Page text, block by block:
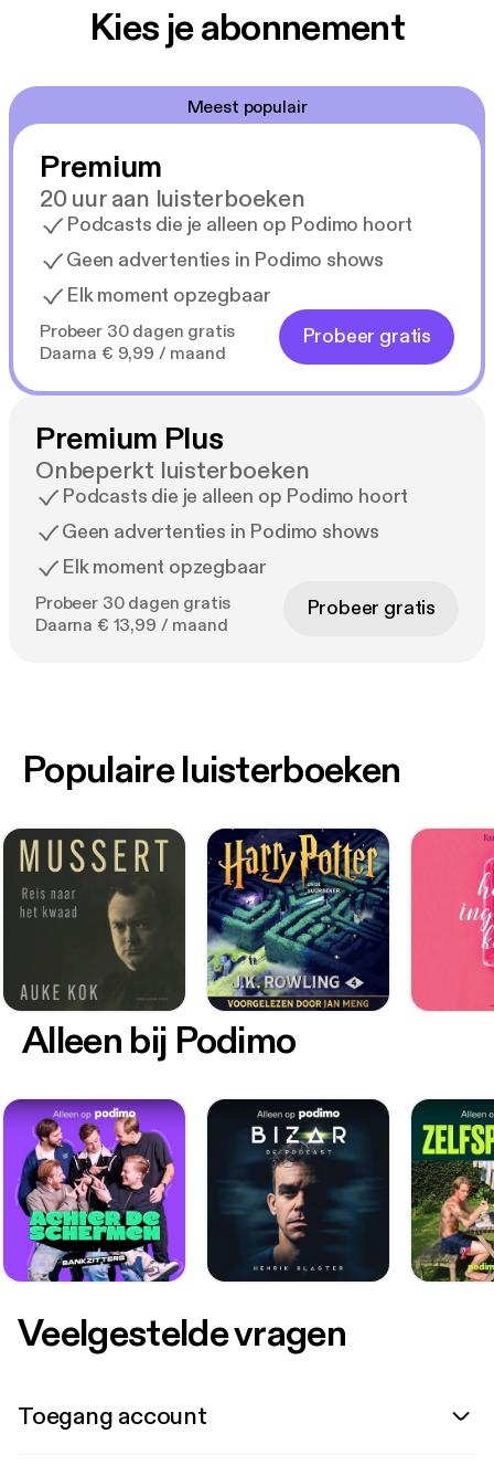
elkaar vandaan te houden.
bestsellerauteur Elle Kennedy, bekend van 'De deal'!
Het is het eerste deel van een de Sandover Prep-
jongens.
Kies je abonnement
Meest populair
Premium
20 uur aan luisterboeken
Podcasts die je alleen op Podimo hoort
Geen advertenties in Podimo shows
Elk moment opzegbaar
Probeer 30 dagen gratis
Daarna € 9,99 / maand
Probeer gratis
Premium Plus
Onbeperkt luisterboeken
Podcasts die je alleen op Podimo hoort
Geen advertenties in Podimo shows
Elk moment opzegbaar
Probeer 30 dagen gratis
Daarna € 13,99 / maand
Probeer gratis
Alleen bij Podimo
Populaire luisterboeken
Veelgestelde vragen
Toegang account